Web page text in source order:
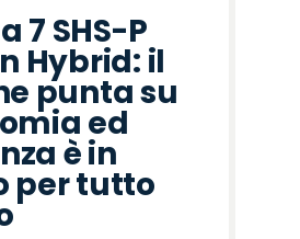
7 SHS-P
Hybrid: il
punta su
ed
è in
per tutto